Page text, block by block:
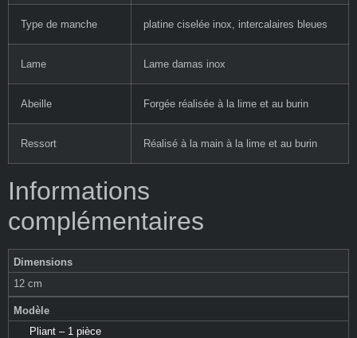
Type de manche platine ciselée inox, intercalaires bleues
Lame Lame damas inox
Abeille Forgée réalisée à la lime et au burin
Ressort Réalisé à la main à la lime et au burin
Informations
complémentaires
Dimensions
12 cm
Modèle
Pliant – 1 pièce